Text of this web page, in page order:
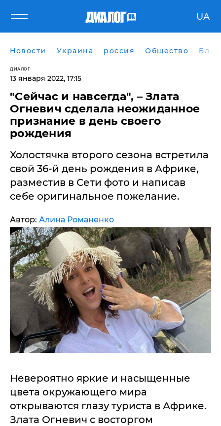
UA
Новости Украина россия Общество
ДИАЛОГ
13 января 2022, 17:15
"Сейчас и навсегда", – Злата
Огневич сделала неожиданное
признание в день своего
рождения
Холостячка второго сезона встретила
свой 36-й день рождения в Африке,
разместив в Сети фото и написав
себе оригинальное пожелание.
Автор: Алина Романенко
Невероятно яркие и насыщенные
цвета окружающего мира
открываются глазу туриста в Африке.
Злата Огневич с восторгом